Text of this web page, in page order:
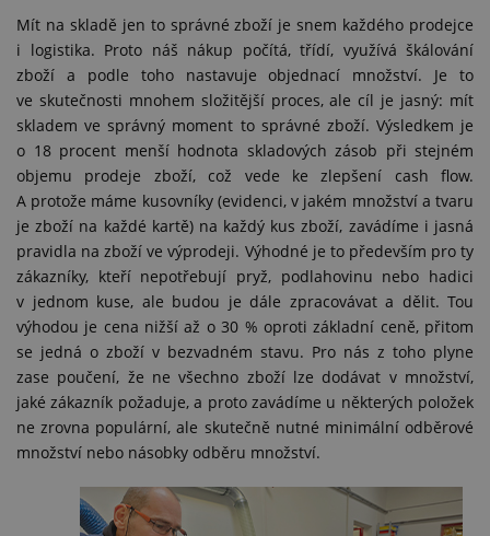
Mít na skladě jen to správné zboží je snem každého prodejce
i logistika. Proto náš nákup počítá, třídí, využívá škálování
zboží a podle toho nastavuje objednací množství. Je to
ve skutečnosti mnohem složitější proces, ale cíl je jasný: mít
skladem ve správný moment to správné zboží. Výsledkem je
o 18 procent menší hodnota skladových zásob při stejném
objemu prodeje zboží, což vede ke zlepšení cash flow.
A protože máme kusovníky (evidenci, v jakém množství a tvaru
je zboží na každé kartě) na každý kus zboží, zavádíme i jasná
pravidla na zboží ve výprodeji. Výhodné je to především pro ty
zákazníky, kteří nepotřebují pryž, podlahovinu nebo hadici
v jednom kuse, ale budou je dále zpracovávat a dělit. Tou
výhodou je cena nižší až o 30 % oproti základní ceně, přitom
se jedná o zboží v bezvadném stavu. Pro nás z toho plyne
zase poučení, že ne všechno zboží lze dodávat v množství,
jaké zákazník požaduje, a proto zavádíme u některých položek
ne zrovna populární, ale skutečně nutné minimální odběrové
množství nebo násobky odběru množství.